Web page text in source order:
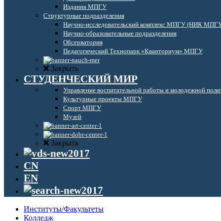
Издания МПГУ
Структурные подразделения
Научно-исследовательский комплекс МПГУ (НИК
Научно-образовательные подразделения
Обсерватория
Педагогический Технопарк «Кванториум» МПГУ
Закрыть
СТУДЕНЧЕСКИЙ МИР
Управление воспитательной работы и молодежной
Культурные проекты МПГУ
Спорт МПГУ
Музей
Закрыть
CN
EN
Институты/Факультеты
Колледж